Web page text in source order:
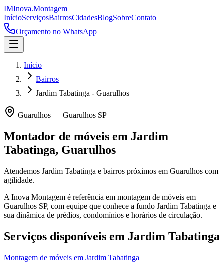
IMInova.Montagem
InícioServiçosBairrosCidadesBlogSobreContato
Orçamento no WhatsApp
Início
Bairros
Jardim Tabatinga - Guarulhos
Guarulhos — Guarulhos SP
Montador de móveis em Jardim
Tabatinga, Guarulhos
Atendemos Jardim Tabatinga e bairros próximos em Guarulhos com
agilidade.
A Inova Montagem é referência em montagem de móveis em
Guarulhos SP, com equipe que conhece a fundo Jardim Tabatinga e
sua dinâmica de prédios, condomínios e horários de circulação.
Serviços disponíveis em Jardim Tabatinga
Montagem de móveis em Jardim Tabatinga